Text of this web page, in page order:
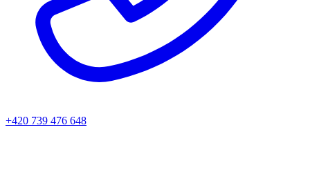
+420 739 476 648